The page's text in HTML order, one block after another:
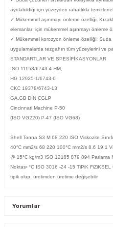
ayrılabildiği için yüzeyden rahatlıkla
✓ Mükemmel aşınmayı önleme özelliği:
elemanları için mükemmel aşınmayı önleme
✓ Mükemmel korozyon önleme özelliği: Suda
uygulamalarda tezgahın tüm yüzeylerini ve
STANDARTLAR VE SPESİFİKASYONLAR
ISO 11158/6743-4 HM,
HG 12925-1/6743-6
CKC 19378/6743-13
GA,GB DIN CGLP
Cincinnati Machine P-50
(ISO VG220) P-47 (ISO VG68)
Shell Tonna S3 M 68 220 ISO Viskozite
40°C mm2/s 68 220 100°C mm2/s 8.6 19.1
@ 15°C kg/m3 ISO 12185 879 894 Parlama
Noktas› °C ISO 3016 -24 -15 TiPiK
tipik olup, üretimden üretime değişebilir
Yorumlar